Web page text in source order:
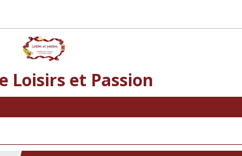
Loisirs et Passion